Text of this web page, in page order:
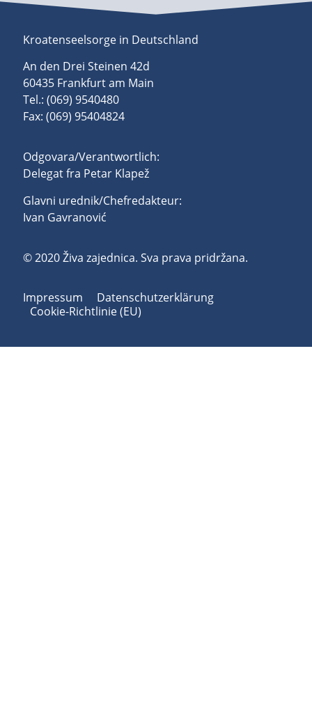
Kroatenseelsorge in Deutschland
An den Drei Steinen 42d
60435 Frankfurt am Main
Tel.: (069) 9540480
Fax: (069) 95404824
Odgovara/Verantwortlich:
Delegat fra Petar Klapež
Glavni urednik/Chefredakteur:
Ivan Gavranović
© 2020 Živa zajednica. Sva prava pridržana.
Impressum
Datenschutzerklärung
Cookie-Richtlinie (EU)